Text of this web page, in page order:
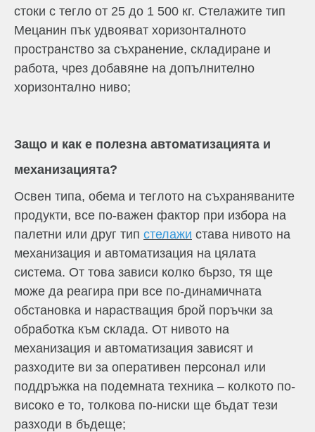
стоки с тегло от 25 до 1 500 кг. Стелажите тип
Мецанин пък удвояват хоризонталното
пространство за съхранение, складиране и
работа, чрез добавяне на допълнително
хоризонтално ниво;
Защо и как е полезна автоматизацията и
механизацията?
Освен типа, обема и теглото на съхраняваните
продукти, все по-важен фактор при избора на
палетни или друг тип стелажи става нивото на
механизация и автоматизация на цялата
система. От това зависи колко бързо, тя ще
може да реагира при все по-динамичната
обстановка и нарастващия брой поръчки за
обработка към склада. От нивото на
механизация и автоматизация зависят и
разходите ви за оперативен персонал или
поддръжка на подемната техника – колкото по-
високо е то, толкова по-ниски ще бъдат тези
разходи в бъдеще;